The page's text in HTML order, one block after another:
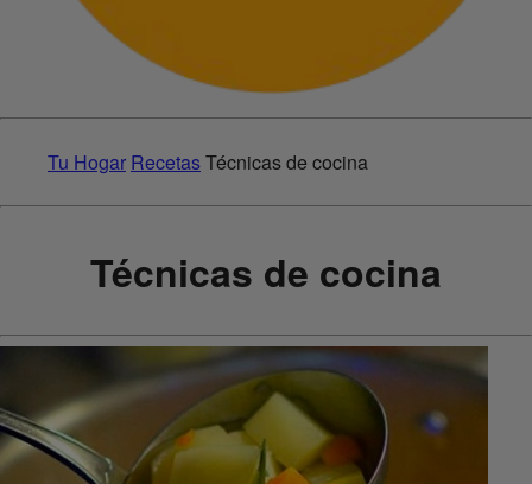
Tu Hogar RecetasTécnicas de cocina
Técnicas de cocina